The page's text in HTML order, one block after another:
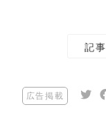
記事
広告掲載